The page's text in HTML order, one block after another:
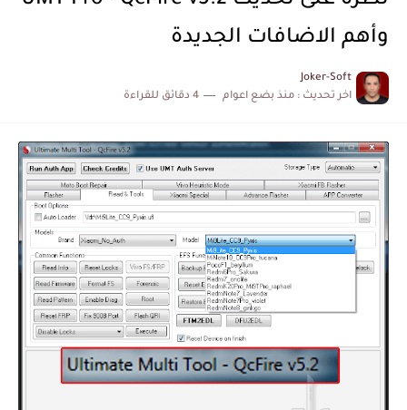
وأهم الاضافات الجديدة
Joker-Soft
اخر تحديث : منذ بضع اعوام 4 دقائق للقراءة